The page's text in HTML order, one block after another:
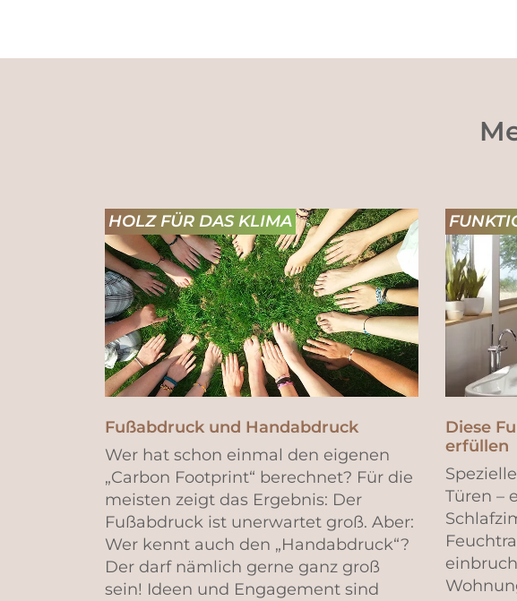
HOLZ FÜR DAS KLIMA
Fußabdruck und Handabdruck
Wer hat schon einmal den eigenen
„Carbon Footprint“ berechnet? Für die
meisten zeigt das Ergebnis: Der
Fußabdruck ist unerwartet groß. Aber:
Wer kennt auch den „Handabdruck“?
Der darf nämlich gerne ganz groß
sein! Ideen und Engagement sind
Diese
erfüllen
Türen –